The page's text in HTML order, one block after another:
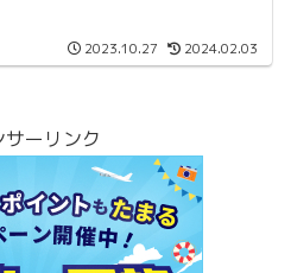
2023.10.27 2024.02.03
サーリンク